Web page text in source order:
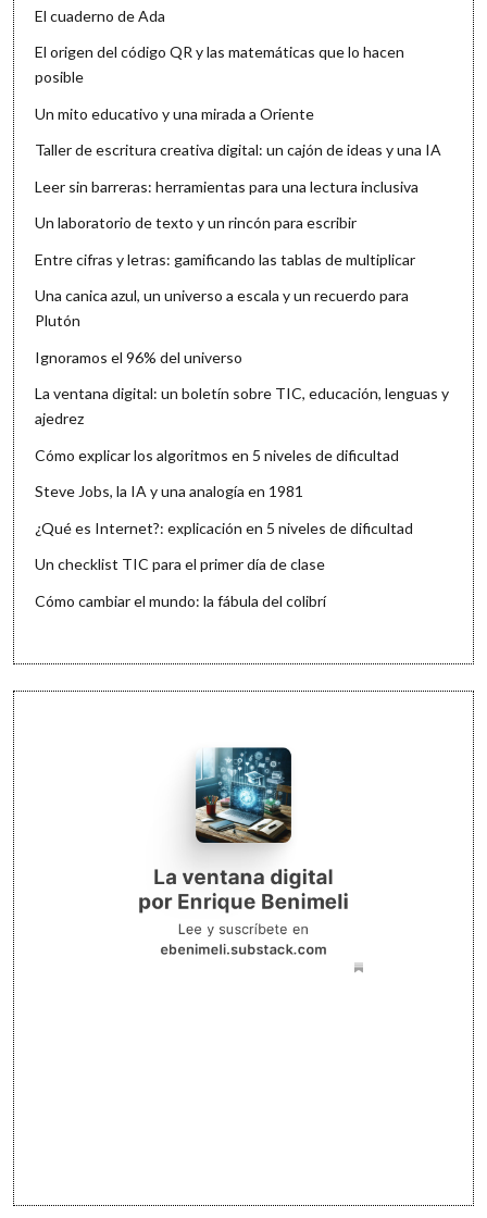
El cuaderno de Ada
El origen del código QR y las matemáticas que lo hacen
posible
Un mito educativo y una mirada a Oriente
Taller de escritura creativa digital: un cajón de ideas y una IA
Leer sin barreras: herramientas para una lectura inclusiva
Un laboratorio de texto y un rincón para escribir
Entre cifras y letras: gamificando las tablas de multiplicar
Una canica azul, un universo a escala y un recuerdo para
Plutón
Ignoramos el 96% del universo
La ventana digital: un boletín sobre TIC, educación, lenguas y
ajedrez
Cómo explicar los algoritmos en 5 niveles de dificultad
Steve Jobs, la IA y una analogía en 1981
¿Qué es Internet?: explicación en 5 niveles de dificultad
Un checklist TIC para el primer día de clase
Cómo cambiar el mundo: la fábula del colibrí